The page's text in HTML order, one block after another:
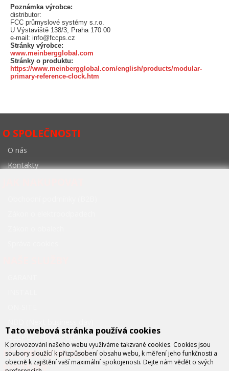
Poznámka výrobce:
distributor:
FCC průmyslové systémy s.r.o.
U Výstaviště 138/3, Praha 170 00
e-mail: info@fccps.cz
Stránky výrobce:
www.meinbergglobal.com
Stránky o produktu:
https://www.meinbergglobal.com/english/products/modular-
primary-reference-clock.htm
O SPOLEČNOSTI
O nás
Kontakty
BEZPLATNÉ ZÁPŮJČKY
FCC PRŮMYSLOVÉ
SYSTÉMY
Tato webová stránka používá cookies
K provozování našeho webu využíváme takzvané cookies. Cookies jsou
soubory sloužící k přizpůsobení obsahu webu, k měření jeho funkčnosti a
obecně k zajištění vaší maximální spokojenosti. Dejte nám vědět o svých